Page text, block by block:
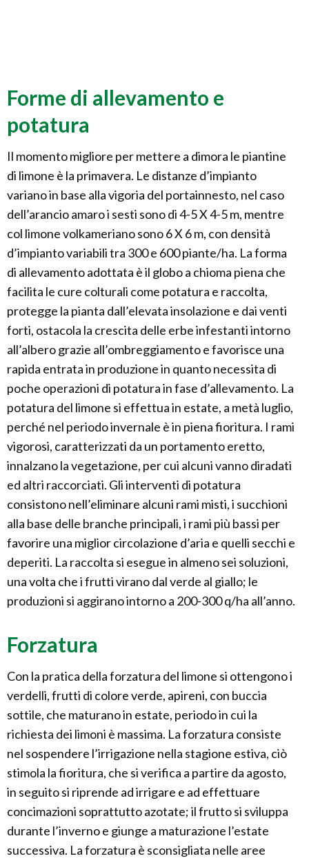
Forme di allevamento e
potatura
Il momento migliore per mettere a dimora le piantine
di limone è la primavera. Le distanze d’impianto
variano in base alla vigoria del portainnesto, nel caso
dell’arancio amaro i sesti sono di 4-5 X 4-5 m, mentre
col limone volkameriano sono 6 X 6 m, con densità
d’impianto variabili tra 300 e 600 piante/ha. La forma
di allevamento adottata è il globo a chioma piena che
facilita le cure colturali come potatura e raccolta,
protegge la pianta dall’elevata insolazione e dai venti
forti, ostacola la crescita delle erbe infestanti intorno
all’albero grazie all’ombreggiamento e favorisce una
rapida entrata in produzione in quanto necessita di
poche operazioni di potatura in fase d’allevamento. La
potatura del limone si effettua in estate, a metà luglio,
perché nel periodo invernale è in piena fioritura. I rami
vigorosi, caratterizzati da un portamento eretto,
innalzano la vegetazione, per cui alcuni vanno diradati
ed altri raccorciati. Gli interventi di potatura
consistono nell’eliminare alcuni rami misti, i succhioni
alla base delle branche principali, i rami più bassi per
favorire una miglior circolazione d’aria e quelli secchi e
deperiti. La raccolta si esegue in almeno sei soluzioni,
una volta che i frutti virano dal verde al giallo; le
produzioni si aggirano intorno a 200-300 q/ha all’anno.
Forzatura
Con la pratica della forzatura del limone si ottengono i
verdelli, frutti di colore verde, apireni, con buccia
sottile, che maturano in estate, periodo in cui la
richiesta dei limoni è massima. La forzatura consiste
nel sospendere l’irrigazione nella stagione estiva, ciò
stimola la fioritura, che si verifica a partire da agosto,
in seguito si riprende ad irrigare e ad effettuare
concimazioni soprattutto azotate; il frutto si sviluppa
durante l’inverno e giunge a maturazione l’estate
successiva. La forzatura è sconsigliata nelle aree